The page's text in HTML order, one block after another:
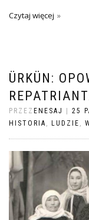
Czytaj więcej
ÜRKÜN:
PRZEZ ENESAJ 25
HISTORIA , LUDZIE ,